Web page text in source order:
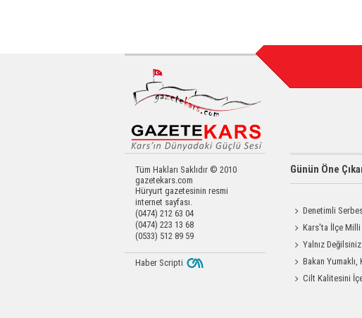
Tüm Hakları Saklıdır © 2010
gazetekars.com
Hüryurt gazetesinin resmi
internet sayfası.
(0474) 212 63 04
(0474) 223 13 68
(0533) 512 89 59
Günün Öne
Denetimli
Okula Temizlik
Kars'ta İlçe
Değerlendirme
Yalnız
Bakan
Üretim Tesisini
Cilt Kalitesini
Enjeksiyon
Haber Scripti